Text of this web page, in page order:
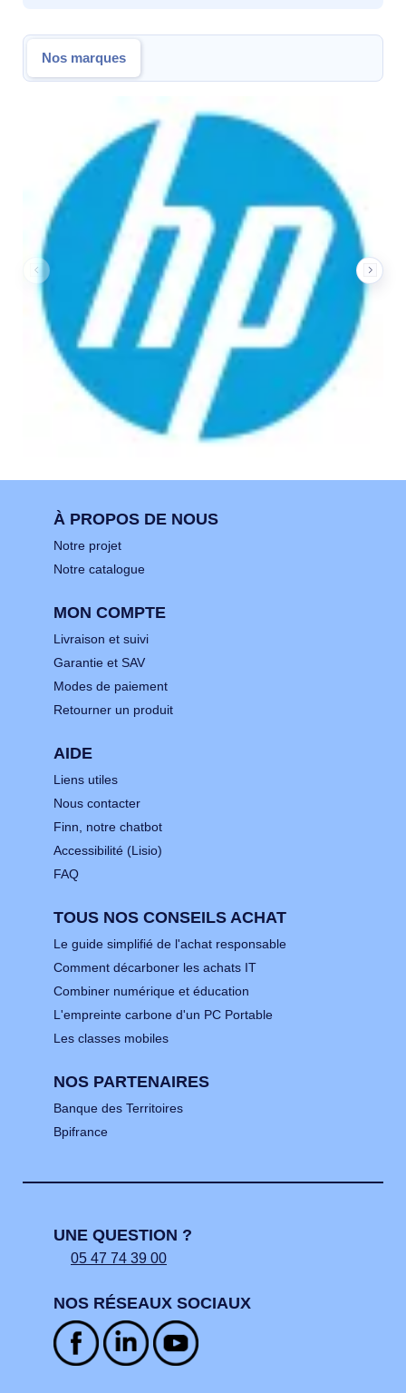
Nos marques
Nos marques
À PROPOS DE NOUS
Notre projet
Notre catalogue
MON COMPTE
Livraison et suivi
Garantie et SAV
Modes de paiement
Retourner un produit
AIDE
Liens utiles
Nous contacter
Finn, notre chatbot
Accessibilité (Lisio)
FAQ
TOUS NOS CONSEILS ACHAT
Le guide simplifié de l'achat responsable
Comment décarboner les achats IT
Combiner numérique et éducation
L'empreinte carbone d'un PC Portable
Les classes mobiles
NOS PARTENAIRES
Banque des Territoires
Bpifrance
UNE QUESTION ?
05 47 74 39 00
NOS RÉSEAUX SOCIAUX